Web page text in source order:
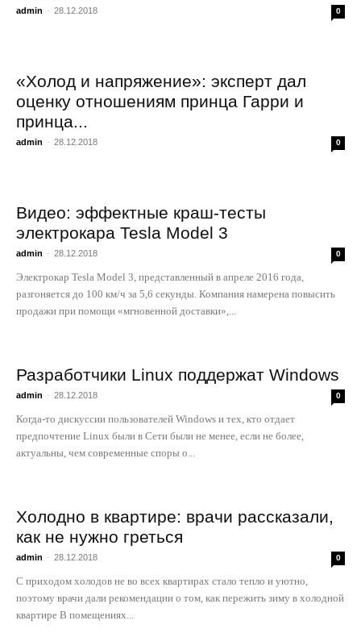
admin - 28.12.2018 0
«Холод и напряжение»: эксперт дал
оценку отношениям принца Гарри и
принца...
admin - 28.12.2018 0
Видео: эффектные краш-тесты
электрокара Tesla Model 3
admin - 28.12.2018 0
Электрокар Tesla Model 3, представленный в апреле 2016 года,
разгоняется до 100 км/ч за 5,6 секунды. Компания намерена повысить
продажи при помощи «мгновенной доставки»,...
Разработчики Linux поддержат Windows
admin - 28.12.2018 0
Когда-то дискуссии пользователей Windows и тех, кто отдает
предпочтение Linux были в Сети были не менее, если не более,
актуальны, чем современные споры о...
Холодно в квартире: врачи рассказали,
как не нужно греться
admin - 28.12.2018 0
С приходом холодов не во всех квартирах стало тепло и уютно,
поэтому врачи дали рекомендации о том, как пережить зиму в холодной
квартире В помещениях...